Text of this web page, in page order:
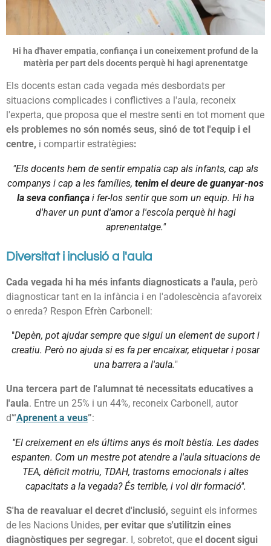
Hi ha d'haver empatia, confiança i un coneixement profund de la
matèria per part dels docents perquè hi hagi aprenentatge
Els docents estan cada vegada més desbordats per
situacions complicades i conflictives a l'aula, reconeix
l'experta, que proposa que el mestre senti en tot moment que
els problemes no són només seus, sinó de tot l'equip i el
centre, i compartir estratègies:
"Els docents hem de sentir empatia cap als infants, cap als
companys i cap a les famílies, tenim el deure de guanyar-nos
la seva confiança i fer-los sentir que som un equip. Hi ha
d'haver un punt d'amor a l'escola perquè hi hagi
aprenentatge."
Diversitat i inclusió a l'aula
Cada vegada hi ha més infants diagnosticats a l'aula, però
diagnosticar tant en la infància i en l'adolescència afavoreix
o enreda? Respon Efrèn Carbonell:
"Depèn, pot ajudar sempre que sigui un element de suport i
creatiu. Però no ajuda si es fa per encaixar, etiquetar i posar
una barrera a l'aula."
Una tercera part de l'alumnat té necessitats educatives a
l'aula. Entre un 25% i un 44%, reconeix Carbonell, autor
d'“Aprenent a veus”:
"El creixement en els últims anys és molt bèstia. Les dades
espanten. Com un mestre pot atendre a l'aula situacions de
TEA, dèficit motriu, TDAH, trastorns emocionals i altes
capacitats a la vegada? És terrible, i vol dir formació".
S'ha de reavaluar el decret d'inclusió, seguint els informes
de les Nacions Unides, per evitar que s'utilitzin eines
diagnòstiques per segregar. I, sobretot, que el docent sigui